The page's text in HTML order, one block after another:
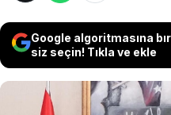
Google algoritmasına
siz seçin! Tıkla ve ekle